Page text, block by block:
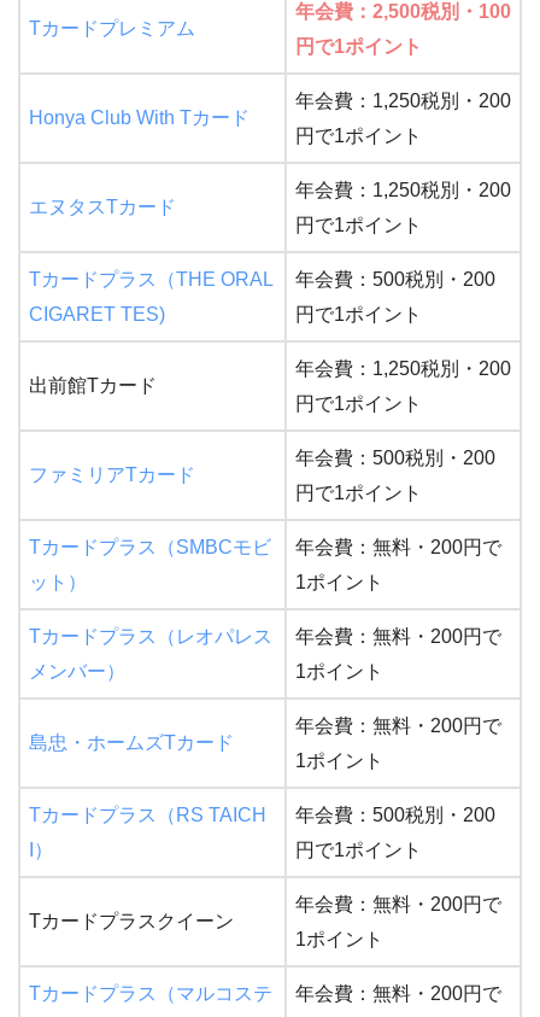
Tカードプレミアム
年会費：2,500税別・100
円で1ポイント
Honya Club With Tカード
年会費：1,250税別・200
円で1ポイント
エヌタスTカード
年会費：1,250税別・200
円で1ポイント
Tカードプラス（THE ORAL
CIGARET TES)
年会費：500税別・200
円で1ポイント
出前館Tカード
年会費：1,250税別・200
円で1ポイント
ファミリアTカード
年会費：500税別・200
円で1ポイント
Tカードプラス（SMBCモビ
ット）
年会費：無料・200円で
1ポイント
Tカードプラス（レオパレス
メンバー）
年会費：無料・200円で
1ポイント
島忠・ホームズTカード
年会費：無料・200円で
1ポイント
Tカードプラス（RS TAICH
I）
年会費：500税別・200
円で1ポイント
Tカードプラスクイーン
年会費：無料・200円で
1ポイント
Tカードプラス（マルコステ
年会費：無料・200円で